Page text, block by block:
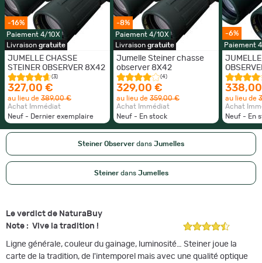
-16%
Paiement 4/10X
Livraison gratuite
JUMELLE CHASSE
STEINER OBSERVER 8X42
(3)
327,00 €
au lieu de 389,00 €
Achat Immédiat
Neuf - Dernier exemplaire
-8%
Paiement 4/10X
Livraison gratuite
Jumelle Steiner chasse
observer 8X42
(4)
329,00 €
au lieu de 359,00 €
Achat Immédiat
Neuf - En stock
-6%
Paiement
au lieu de
Achat
Neuf - En
Steiner Observer dans Jumelles
Steinerdans Jumelles
Le verdict de NaturaBuy
Note : Vive la tradition !
Ligne générale, couleur du gainage, luminosité… Steiner joue la
carte de la tradition, de l'intemporel mais avec une qualité optique